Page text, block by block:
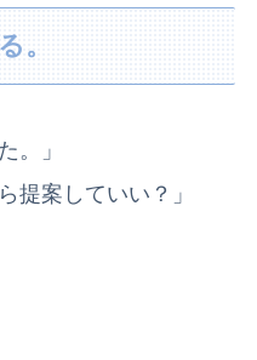
。
。」
提案していい？」